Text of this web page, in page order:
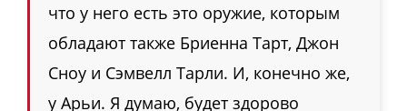
что у него есть это оружие, которым
обладают также Бриенна Тарт, Джон
Сноу и Сэмвелл Тарли. И, конечно же,
у Арьи. Я думаю, будет здорово